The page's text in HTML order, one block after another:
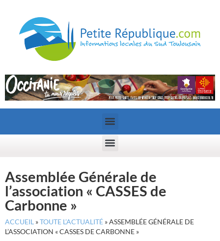
Assemblée Générale de
l’association « CASSES de
Carbonne »
ACCUEIL »TOUTE L’ACTUALITÉ »ASSEMBLÉE GÉNÉRALE DE
L’ASSOCIATION « CASSES DE CARBONNE »